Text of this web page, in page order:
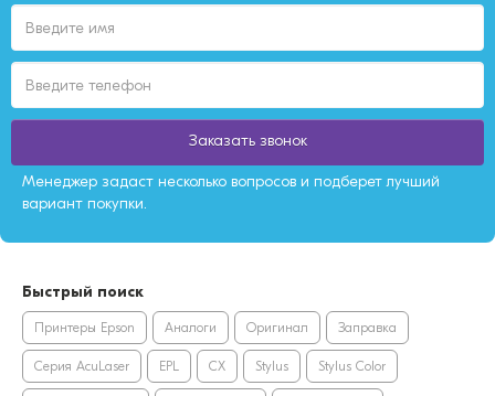
Заказать звонок
Менеджер задаст несколько вопросов и подберет лучший
вариант покупки.
Быстрый поиск
Принтеры Epson Аналоги Оригинал Заправка
Серия AcuLaser EPL CX Stylus Stylus Color